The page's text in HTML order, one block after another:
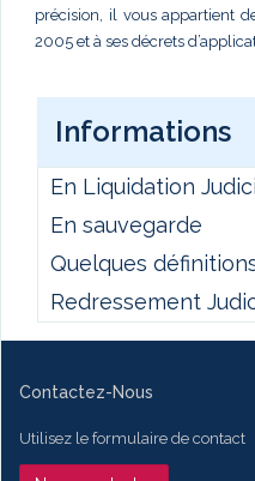
précision, il vous appartient
2005 et à ses décrets
Informations
En Liquidation
En sauvegarde
Quelques
Redressement
Contactez-Nous
Utilisez le formulaire de contact